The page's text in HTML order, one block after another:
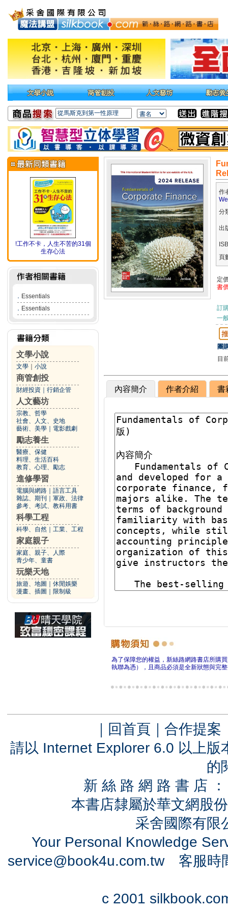
!工作不卡，人生不苦的31個
生存心法
． Essentials
． Essentials
文學小說
文學 小說
商管創投
財經投資 行銷企管
人文藝坊
宗教、哲學
社會、人文、史地
藝術、美學
電影戲劇
勵志養生
醫療、保健
料理、生活百科
教育、心理、勵志
進修學習
電腦與網路
語言工具
雜誌、期刊
軍政、法律
參考、考試、教科用書
科學工程
科學、自然 工業、工程
家庭親子
家庭、親子、人際
青少年、童書
玩樂天地
旅遊、地圖
休閒娛樂
漫畫、插圖
限制級
作
分
出
頁
定
書
訂
一
團
目
內容簡介 作者介紹 書
為了保障您的權益，新絲路網路書店所購
執聯為憑），且商品必須是全新狀態與完
｜ 回首頁 ｜ 合作提案
請以 Internet Explorer 6.0 以上
的
新 絲 路 網 路 書 店
本書店隸屬於華文網股
采舍國際有
Your Personal Knowledge
service@book4u.com.tw客服時
c 2001